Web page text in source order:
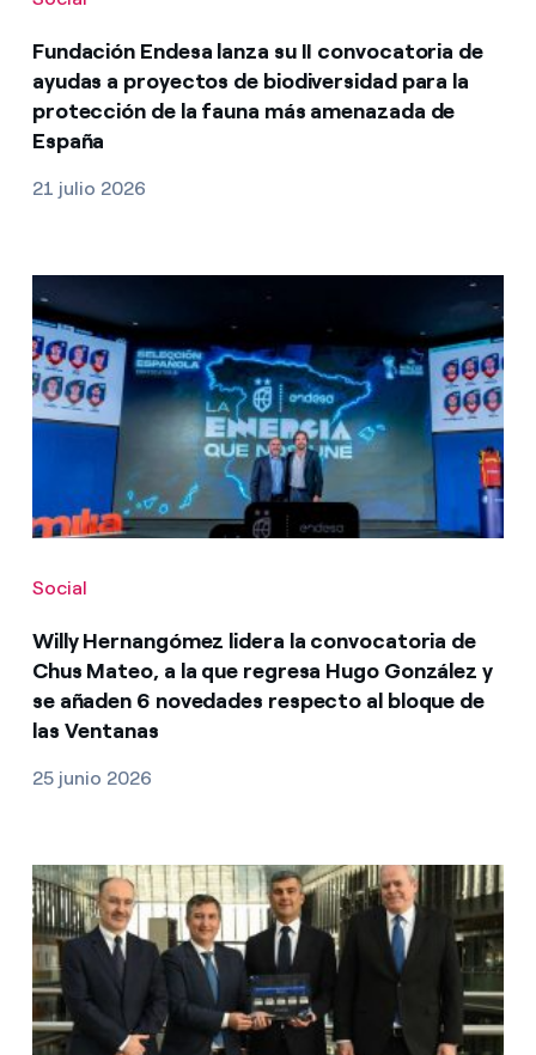
Fundación Endesa lanza su II convocatoria de
ayudas a proyectos de biodiversidad para la
protección de la fauna más amenazada de
España
21 julio 2026
Social
Willy Hernangómez lidera la convocatoria de
Chus Mateo, a la que regresa Hugo González y
se añaden 6 novedades respecto al bloque de
las Ventanas
25 junio 2026